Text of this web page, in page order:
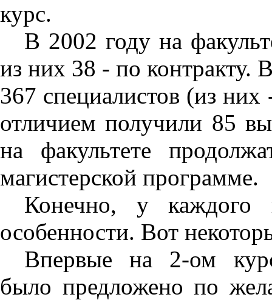
курс.
В 2002 году на
из них 38 - по контракту.
367 специалистов (из
отличием получили 85
на факультете
магистерской программе.
Конечно, у каждого
особенности. Вот
Впервые на 2-ом
было предложено по